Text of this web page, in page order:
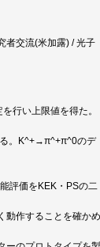
者交流(米加露) / 光子
行い上限値を得た。
る。K^+→π^+π^0のデ
評価をKEK・PSの二
動作することを確かめ